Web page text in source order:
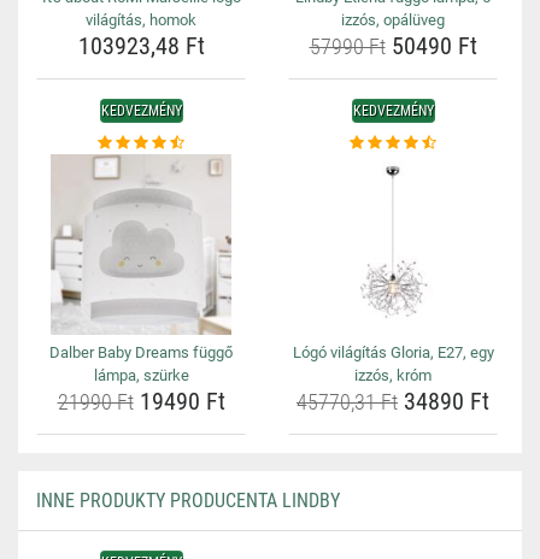
világítás, homok
103923,48 Ft
izzós, opálüveg
57990 Ft50490 Ft
KEDVEZMÉNY
Dalber Baby Dreams függő
lámpa, szürke
21990 Ft19490 Ft
KEDVEZMÉNY
Lógó világítás Gloria, E27, egy
izzós, króm
45770,31 Ft 34890 Ft
INNE PRODUKTY PRODUCENTA LINDBY